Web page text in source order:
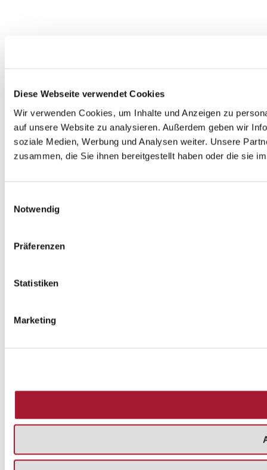
Diese Webseite verwendet Cookies
Wir verwenden Cookies, um Inhalte und Anzeigen zu
auf unsere Website zu analysieren. Außerdem geben wir
soziale Medien, Werbung und Analysen weiter. Unsere
zusammen, die Sie ihnen bereitgestellt haben oder die sie
Notwendig
Präferenzen
Statistiken
Marketing